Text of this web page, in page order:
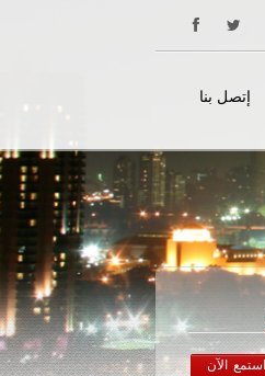
إتصل بنا
استمع الآن